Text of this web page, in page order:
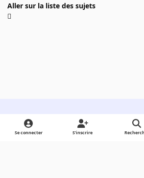
Aller sur la liste des sujets
Light ModeDark ModeSystem Preference
Se connecter S’inscrire